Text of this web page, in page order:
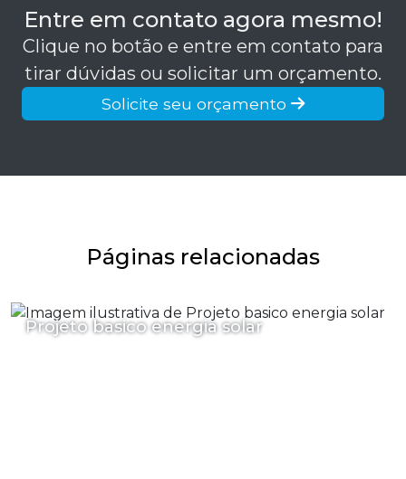
Entre em contato agora mesmo!
Clique no botão e entre em contato para
tirar dúvidas ou solicitar um orçamento.
Solicite seu orçamento
Páginas relacionadas
Projeto basico energia solar